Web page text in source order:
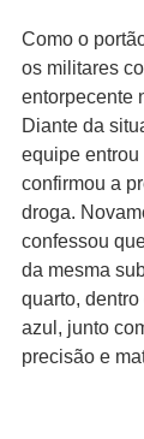
Como o
os militares
entorpecente
Diante da
equipe
confirmou a
droga.
confessou
da mesma
quarto,
azul, junto
precisão e